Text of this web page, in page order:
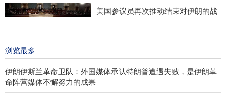
国际
美国参议员再次推动结束对伊朗的战
浏览最多
伊朗伊斯兰革命卫队：外国媒体承认特朗普遭遇失败，是伊朗革
命阵营媒体不懈努力的成果